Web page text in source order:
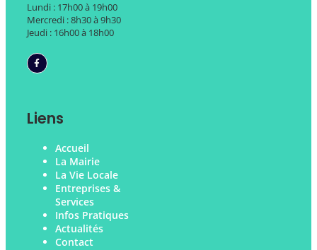
Lundi : 17h00 à 19h00
Mercredi : 8h30 à 9h30
Jeudi : 16h00 à 18h00
Liens
Accueil
La Mairie
La Vie Locale
Entreprises &
Services
Infos Pratiques
Actualités
Contact